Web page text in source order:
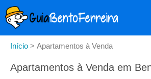
Início > Apartamentos à Venda
Apartamentos à Venda em